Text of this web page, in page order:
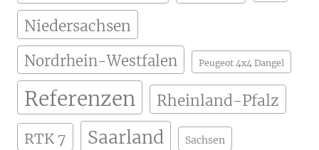
Niedersachsen
Nordrhein-Westfalen Peugeot 4x4 Dangel
Referenzen Rheinland-Pfalz
RTK 7 Saarland Sachsen